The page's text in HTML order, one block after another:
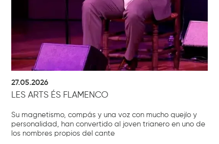
27.05.2026
LES ARTS ÉS FLAMENCO
Su magnetismo, compás y una voz con mucho quejío y
personalidad, han convertido al joven trianero en uno de
los nombres propios del cante